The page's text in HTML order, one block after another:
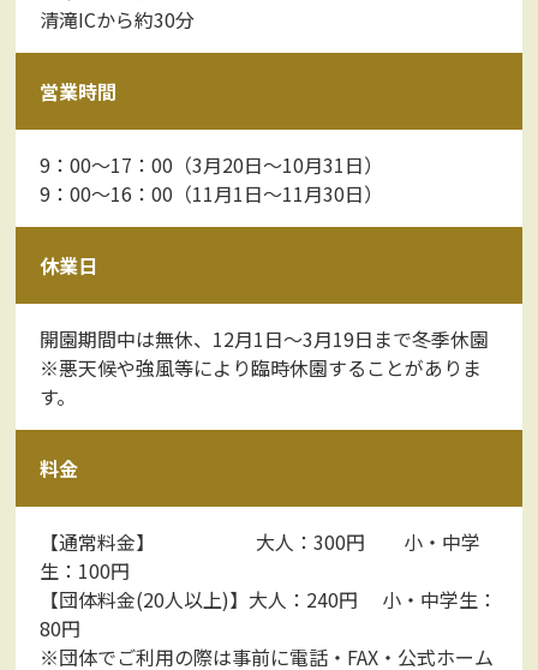
清滝ICから約30分
営業時間
9：00～17：00（3月20日～10月31日）
9：00～16：00（11月1日～11月30日）
休業日
開園期間中は無休、12月1日～3月19日まで冬季休園
※悪天候や強風等により臨時休園することがありま
す。
料金
【通常料金】 大人：300円 小・中学
生：100円
【団体料金(20人以上)】大人：240円 小・中学生：
80円
※団体でご利用の際は事前に電話・FAX・公式ホーム